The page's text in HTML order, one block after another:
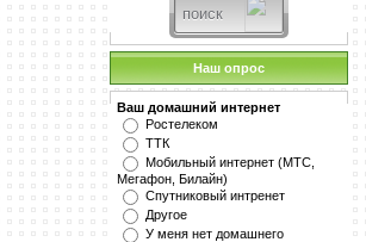
Наш опрос
Ваш домашний интернет
Ростелеком
ТТК
Мобильный интернет (МТС,
Мегафон, Билайн)
Спутниковый интренет
Другое
У меня нет домашнего